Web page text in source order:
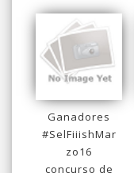
Ganadores
#SelFiiishMar
zo16
concurso de